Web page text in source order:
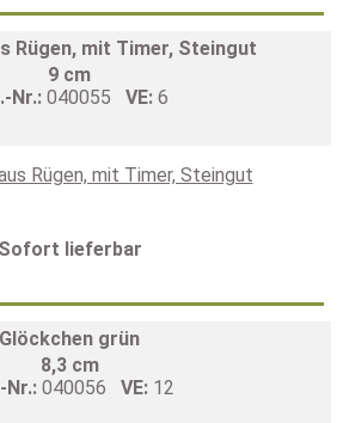
Rügen, mit Timer, Steingut
9 cm
Nr.: 040055 VE: 6
Sofort lieferbar
Glöckchen grün
8,3 cm
040056 VE: 12